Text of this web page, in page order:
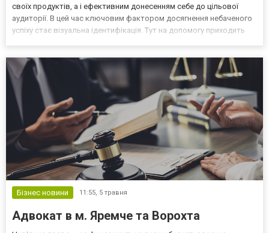
своїх продуктів, а і ефективним донесенням себе до цільової
аудиторії. В цей час ключовим фактором досягнення небаченого
успіху стає візуальна ідентифікація. Тут на допомогу приходить
Бізнес новини 11:55, 5 травня
Адвокат в м. Яремче та Ворохта